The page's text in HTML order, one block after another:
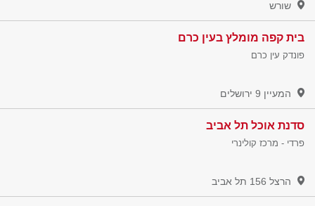
שורש
בית קפה מומלץ בעין כרם
פונדק עין כרם
המעיין 9 ירושלים
סדנת אוכל תל אביב
פרדי - מרכז קולינרי
הרצל 156 תל אביב